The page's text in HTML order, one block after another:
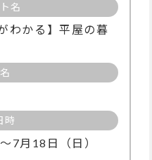
名
わかる】平屋の暮
時
7月18日（日）